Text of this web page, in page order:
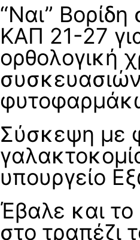
“Ναι”
ΚΑΠ 21-27
ορθολογική
συσκευασιών
Σύσκεψη με
υπουργείο
Έβαλε και το
στο τραπέζι